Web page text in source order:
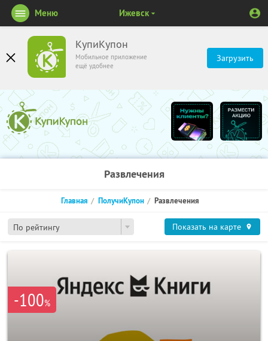
КупиКупон
Мобильное приложение
ещё удобнее
Загрузить
Меню Ижевск
Развлечения
По рейтингу
Главная ПолучиКупон Развлечения
Показать на карте
-100%